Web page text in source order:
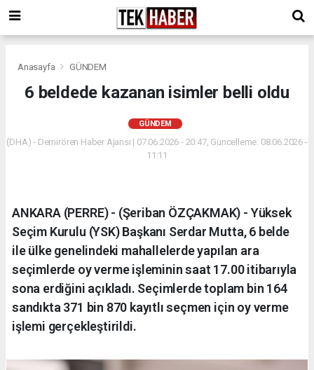
Anasayfa GÜNDEM
6 beldede kazanan isimler belli oldu
GÜNDEM
(DHA) - Demirören Haber Ajansı | 07.06.2026 - 20:47, Güncelleme: 08.06.2026 -
11:11
ANKARA (PERRE) - (Şeriban ÖZÇAKMAK) - Yüksek
Seçim Kurulu (YSK) Başkanı Serdar Mutta, 6 belde
ile ülke genelindeki mahallelerde yapılan ara
seçimlerde oy verme işleminin saat 17.00 itibarıyla
sona erdiğini açıkladı. Seçimlerde toplam bin 164
sandıkta 371 bin 870 kayıtlı seçmen için oy verme
işlemi gerçekleştirildi.